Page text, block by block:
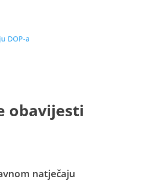
DOP-a
obavijesti
natječaju